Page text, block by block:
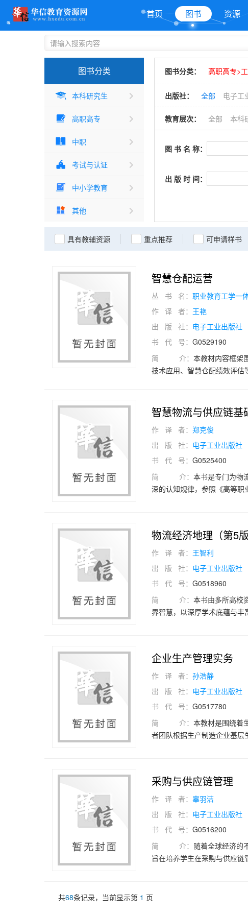
首页 图书 资源
图书分类
本科研究生
高职高专
中职
考试与认证
中小学教育
其他
图书分类： 高职高专>
出版社： 全部 电子工
教育层次： 全部 本科
图 书 名 称：
出 版 时 间：
具有教辅资源 重点推荐 可申请样书
智慧仓配运营
丛 书 名： 职业教育工学一
作 译 者： 王艳
出 版 社： 电子工业出版社
书 代 号： G0529190
简 介： 本教材内容框架
技术应用、智慧仓配绩效评
数字教学资源，包括教学视频
智慧物流与供应链基
作 译 者： 郑克俊
出 版 社： 电子工业出版社
书 代 号： G0525400
简 介： 本书是专门为物
深的认知规律，参照《高等
18354-2021）、新规范和新
生抓住重点和巩固知识、提高
习题和案例。本书既可作为
为仓库、港口、场站、物流中
物流经济地理（第5版
作 译 者： 王智利
出 版 社： 电子工业出版社
书 代 号： G0518960
简 介： 本书由多所高校
界智慧，以深厚学术底蕴与
流地理，最后介绍了国际物流
企业生产管理实务
作 译 者： 孙浩静
出 版 社： 电子工业出版社
书 代 号： G0517780
简 介： 本教材是围绕着
者团队根据生产制造企业基
筑牢根基。此外，本教材还能
力。
采购与供应链管理
作 译 者： 辜羽洁
出 版 社： 电子工业出版社
书 代 号： G0516200
简 介： 随着全球经济的
旨在培养学生在采购与供应
应链绩效评价九大项目。
共68条记录，当前显示第 1 页